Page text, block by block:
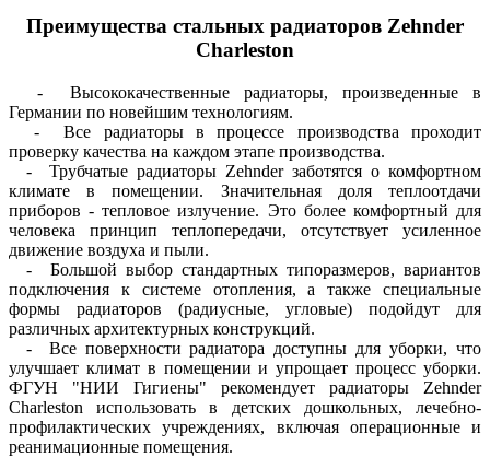
Преимущества стальных радиаторов Zehnder
Charleston
- Высококачественные радиаторы, произведенные в
Германии по новейшим технологиям.
- Все радиаторы в процессе производства проходит
проверку качества на каждом этапе производства.
- Трубчатые радиаторы Zehnder заботятся о комфортном
климате в помещении. Значительная доля теплоотдачи
приборов - тепловое излучение. Это более комфортный для
человека принцип теплопередачи, отсутствует усиленное
движение воздуха и пыли.
- Большой выбор стандартных типоразмеров, вариантов
подключения к системе отопления, а также специальные
формы радиаторов (радиусные, угловые) подойдут для
различных архитектурных конструкций.
- Все поверхности радиатора доступны для уборки, что
улучшает климат в помещении и упрощает процесс уборки.
ФГУН "НИИ Гигиены" рекомендует радиаторы Zehnder
Charleston использовать в детских дошкольных, лечебно-
профилактических учреждениях, включая операционные и
реанимационные помещения.